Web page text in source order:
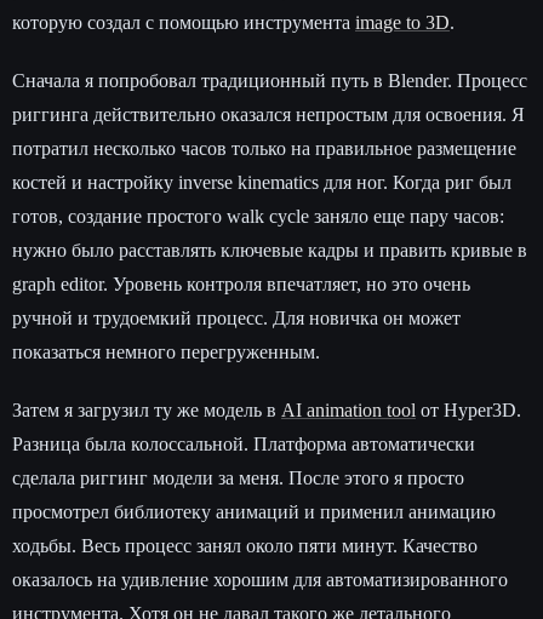
которую создал с помощью инструмента image to 3D.
Сначала я попробовал традиционный путь в Blender. Процесс
риггинга действительно оказался непростым для освоения. Я
потратил несколько часов только на правильное размещение
костей и настройку inverse kinematics для ног. Когда риг был
готов, создание простого walk cycle заняло еще пару часов:
нужно было расставлять ключевые кадры и править кривые в
graph editor. Уровень контроля впечатляет, но это очень
ручной и трудоемкий процесс. Для новичка он может
показаться немного перегруженным.
Затем я загрузил ту же модель в AI animation tool от Hyper3D.
Разница была колоссальной. Платформа автоматически
сделала риггинг модели за меня. После этого я просто
просмотрел библиотеку анимаций и применил анимацию
ходьбы. Весь процесс занял около пяти минут. Качество
оказалось на удивление хорошим для автоматизированного
инструмента. Хотя он не давал такого же детального